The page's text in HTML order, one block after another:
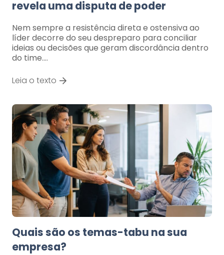
revela uma disputa de poder
Nem sempre a resistência direta e ostensiva ao
líder decorre do seu despreparo para conciliar
ideias ou decisões que geram discordância dentro
do time.…
Leia o texto
Quais são os temas-tabu na sua
empresa?